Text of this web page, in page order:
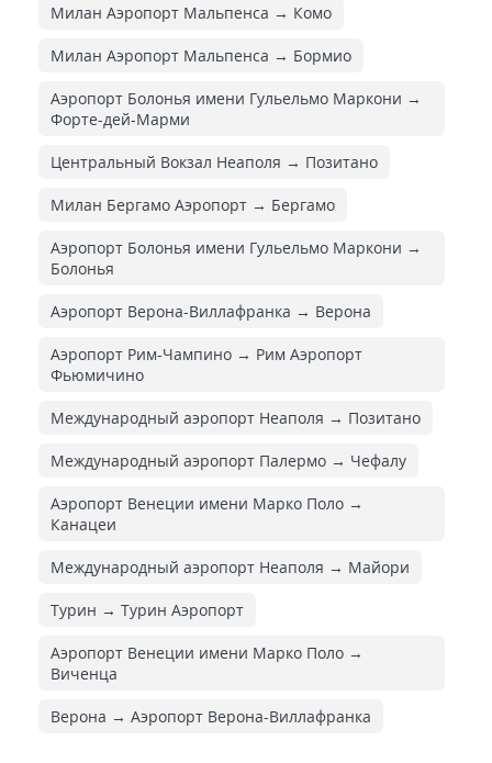
Милан Аэропорт Мальпенса → Комо
Милан Аэропорт Мальпенса → Бормио
Аэропорт Болонья имени Гульельмо Маркони →
Форте-дей-Марми
Центральный Вокзал Неаполя → Позитано
Милан Бергамо Аэропорт → Бергамо
Аэропорт Болонья имени Гульельмо Маркони →
Болонья
Аэропорт Верона-Виллафранка → Верона
Аэропорт Рим-Чампино → Рим Аэропорт
Фьюмичино
Международный аэропорт Неаполя → Позитано
Международный аэропорт Палермо → Чефалу
Аэропорт Венеции имени Марко Поло →
Канацеи
Международный аэропорт Неаполя → Майори
Турин → Турин Аэропорт
Аэропорт Венеции имени Марко Поло →
Виченца
Верона → Аэропорт Верона-Виллафранка